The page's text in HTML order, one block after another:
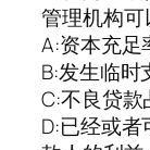
管理机构可
A:资本充足
B:发生临时
C:不良贷款
D:已经或